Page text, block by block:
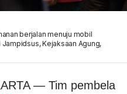
berjalan menuju mobil
Kejaksaan Agung,
— Tim pembela